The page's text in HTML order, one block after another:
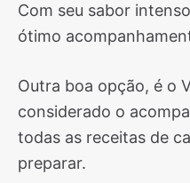
Com seu sabor
ótimo
Outra boa opção, é o
considerado o
todas as receitas de
preparar.